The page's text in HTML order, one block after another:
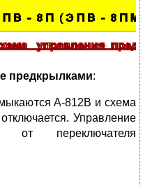
предкрылками:
А-812В и схема
Управление
от переключателя